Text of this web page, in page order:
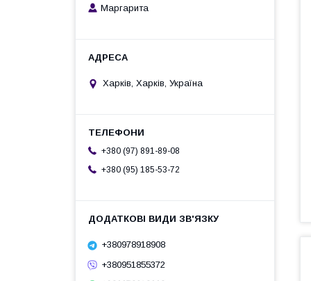
Маргарита
Харків, Харків, Україна
+380 (97) 891-89-08
+380 (95) 185-53-72
+380978918908
+380951855372